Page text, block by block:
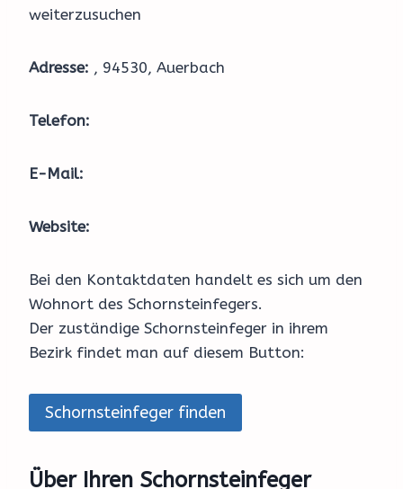
weiterzusuchen
Adresse: , 94530, Auerbach
Telefon:
E-Mail:
Website:
Bei den Kontaktdaten handelt es sich um den
Wohnort des Schornsteinfegers.
Der zuständige Schornsteinfeger in ihrem
Bezirk findet man auf diesem Button:
Schornsteinfeger finden
Über Ihren Schornsteinfeger